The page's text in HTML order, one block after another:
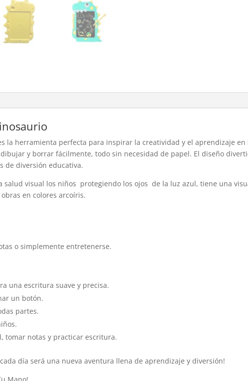
la herramienta perfecta para inspirar la creatividad y el aprendizaje
y borrar fácilmente, todo sin necesidad de papel. El diseño
de diversión educativa.
salud visual los niños protegiendo los ojos de la luz azul, tiene una
en colores arcoíris.
o simplemente entretenerse.
una escritura suave y precisa.
un botón.
partes.
tomar notas y practicar escritura.
día será una nueva aventura llena de aprendizaje y diversión!